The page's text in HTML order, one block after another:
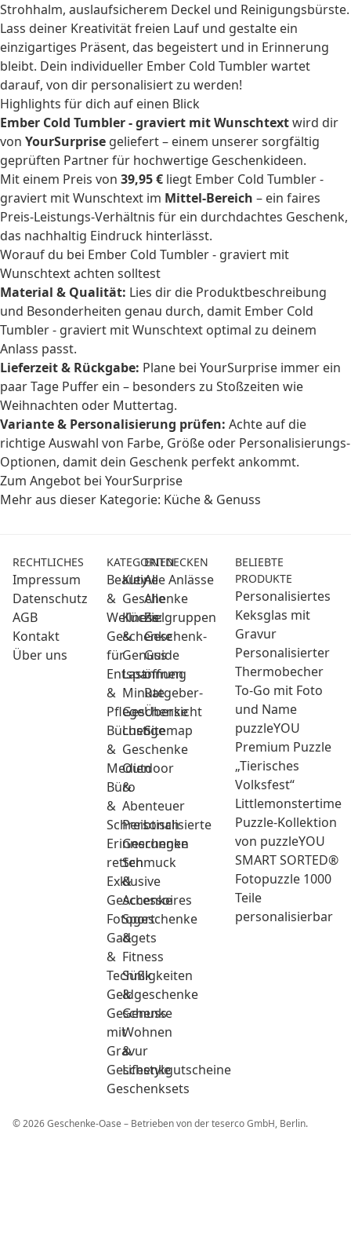
Strohhalm, auslaufsicherem Deckel und Reinigungsbürste.
Lass deiner Kreativität freien Lauf und gestalte ein
einzigartiges Präsent, das begeistert und in Erinnerung
bleibt. Dein individueller Ember Cold Tumbler wartet
darauf, von dir personalisiert zu werden!
Highlights für dich auf einen Blick
Ember Cold Tumbler - graviert mit Wunschtextwird dir
von YourSurprise geliefert – einem unserer sorgfältig
geprüften Partner für hochwertige Geschenkideen.
Mit einem Preis von 39,95 € liegt Ember Cold Tumbler -
graviert mit Wunschtext im Mittel-Bereich – ein faires
Preis-Leistungs-Verhältnis für ein durchdachtes Geschenk,
das nachhaltig Eindruck hinterlässt.
Worauf du bei Ember Cold Tumbler - graviert mit
Wunschtext achten solltest
Material & Qualität: Lies dir die Produktbeschreibung
und Besonderheiten genau durch, damit Ember Cold
Tumbler - graviert mit Wunschtext optimal zu deinem
Anlass passt.
Lieferzeit & Rückgabe: Plane bei YourSurprise immer ein
paar Tage Puffer ein – besonders zu Stoßzeiten wie
Weihnachten oder Muttertag.
Variante & Personalisierung prüfen: Achte auf die
richtige Auswahl von Farbe, Größe oder Personalisierungs-
Optionen, damit dein Geschenk perfekt ankommt.
Zum Angebot bei YourSurprise
Mehr aus dieser Kategorie: Küche & Genuss
RECHTLICHES
Impressum
Datenschutz
AGB
Kontakt
Über uns
KATEGORIEN
Beauty
&
Wellness:
Geschenke
für
Entspannung
&
Pflege
Bücher
&
Medien
Büro
&
Schreibtisch
Erinnerungen
retten
Exklusive
Geschenke
Fotogeschenke
Gadgets
&
Technik
Geldgeschenke
Geschenke
mit
Gravur
Geschenkgutscheine
Geschenksets
Kleine
Geschenke
Küche
&
Genuss
Last
Minute
Geschenke
Lustige
Geschenke
Outdoor
&
Abenteuer
Personalisierte
Geschenke
Schmuck
&
Accessoires
Sport
&
Fitness
Süßigkeiten
&
Genuss
Wohnen
&
Lifestyle
ENTDECKEN
Alle Anlässe
Alle
Zielgruppen
Geschenk-
Guide
öffnen
Ratgeber-
Übersicht
Sitemap
BELIEBTE
PRODUKTE
Personalisiertes
Keksglas mit
Gravur
Personalisierter
Thermobecher
To-Go mit Foto
und Name
puzzleYOU
Premium Puzzle
„Tierisches
Volksfest“
Littlemonstertime
Puzzle-Kollektion
von puzzleYOU
SMART SORTED®
Fotopuzzle 1000
Teile
personalisierbar
© 2026 Geschenke-Oase – Betrieben von der teserco GmbH, Berlin.